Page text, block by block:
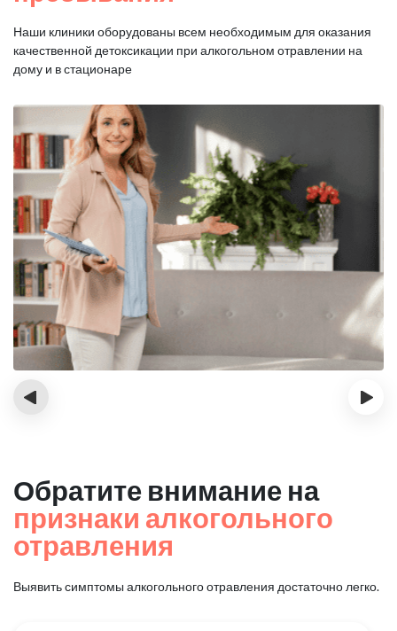
Наши клиники оборудованы всем необходимым для оказания
качественной детоксикации при алкогольном отравлении на
дому и в стационаре
‹ ›
Обратите внимание на
признаки алкогольного
отравления
Выявить симптомы алкогольного отравления достаточно легко.